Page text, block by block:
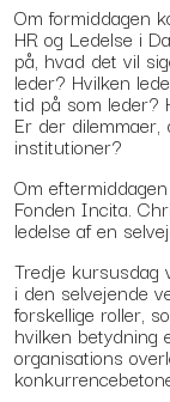
Om formiddagen
HR og Ledelse i
på, hvad det vil
leder? Hvilken
tid på som leder?
Er der
institutioner?
Om
Fonden Incita.
ledelse af en
Tredje kursusdag
i den selvejende
forskellige roller,
hvilken betydning
organisations